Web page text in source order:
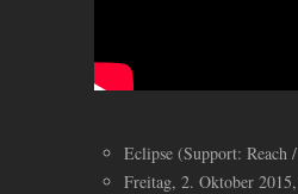
Eclipse (Support: Reach
Freitag, 2. Oktober